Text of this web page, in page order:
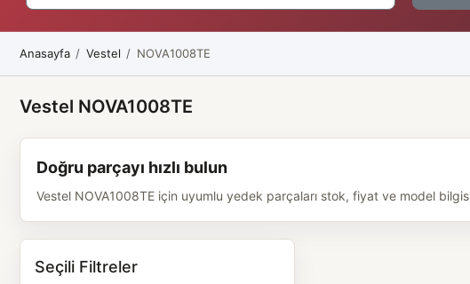
Anasayfa Vestel NOVA1008TE
Vestel NOVA1008TE
Doğru parçayı hızlı bulun
Vestel NOVA1008TE için uyumlu yedek parçaları stok, fiyat ve model
Seçili Filtreler